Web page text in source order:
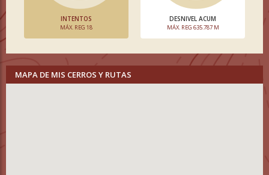
INTENTOS
MÁX. REG 18
DESNIVEL ACUM
MÁX. REG 635.787 M
MAPA DE MIS CERROS Y RUTAS